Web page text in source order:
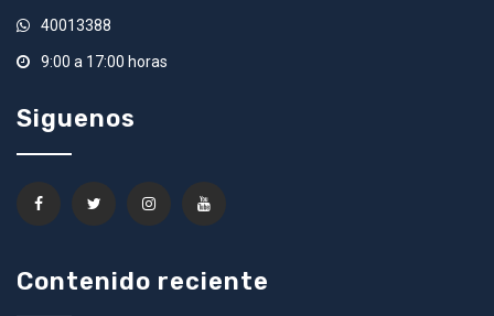
40013388
9:00 a 17:00 horas
Siguenos
Contenido reciente